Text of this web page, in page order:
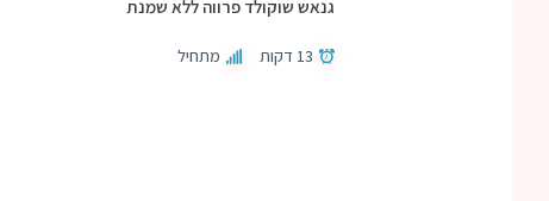
גנאש שוקולד פרווה ללא שמנת
13 דקות מתחיל